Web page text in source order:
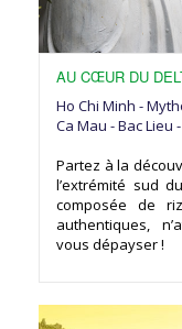
AU CŒUR DU
Ho Chi Minh -
Ca Mau - Bac Lieu
Partez à la
l’extrémité sud
composée de
authentiques,
vous dépayser !